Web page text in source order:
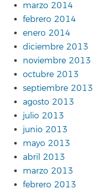
marzo 2014
febrero 2014
enero 2014
diciembre 2013
noviembre 2013
octubre 2013
septiembre 2013
agosto 2013
julio 2013
junio 2013
mayo 2013
abril 2013
marzo 2013
febrero 2013